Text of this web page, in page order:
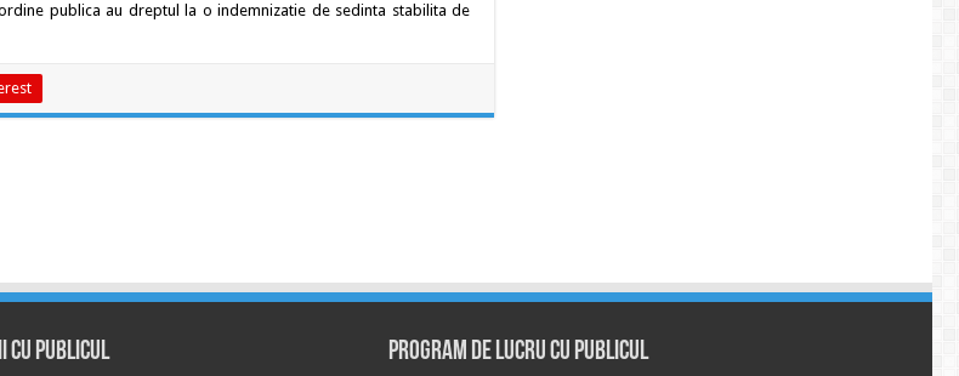
publica au dreptul la o indemnizatie de sedinta stabilita de
cu publicul Program de lucru cu publicul